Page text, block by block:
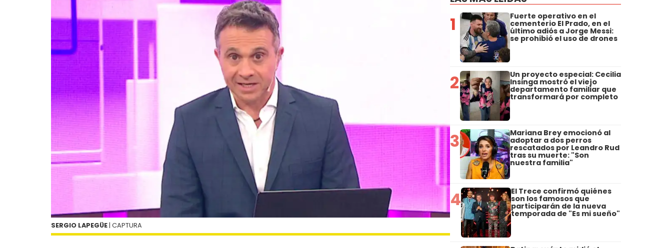
SERGIO LAPEGÜE | CAPTURA
1 Fuerte operativo en el
cementerio El Prado, en el
último adiós a Jorge Messi:
se prohibió el uso de drones
2 Un proyecto especial: Cecilia
Insinga mostró el viejo
departamento familiar que
transformará por completo
3 Mariana Brey emocionó al
adoptar a dos perros
rescatados por Leandro Rud
tras su muerte: "Son
nuestra familia"
4 El Trece confirmó quiénes
son los famosos que
participarán de la nueva
temporada de "Es mi sueño"